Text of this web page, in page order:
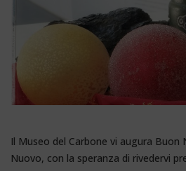
Il Museo del Carbone vi augura Buon
Nuovo, con la speranza di rivedervi